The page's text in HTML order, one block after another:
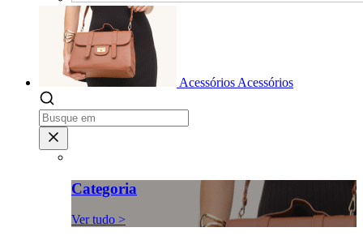
Acessórios Acessórios
Categoria
Ver tudo >